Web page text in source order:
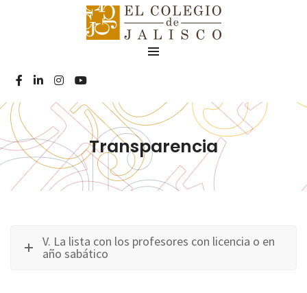
Transparencia
V. La lista con los profesores con licencia o en
año sabático